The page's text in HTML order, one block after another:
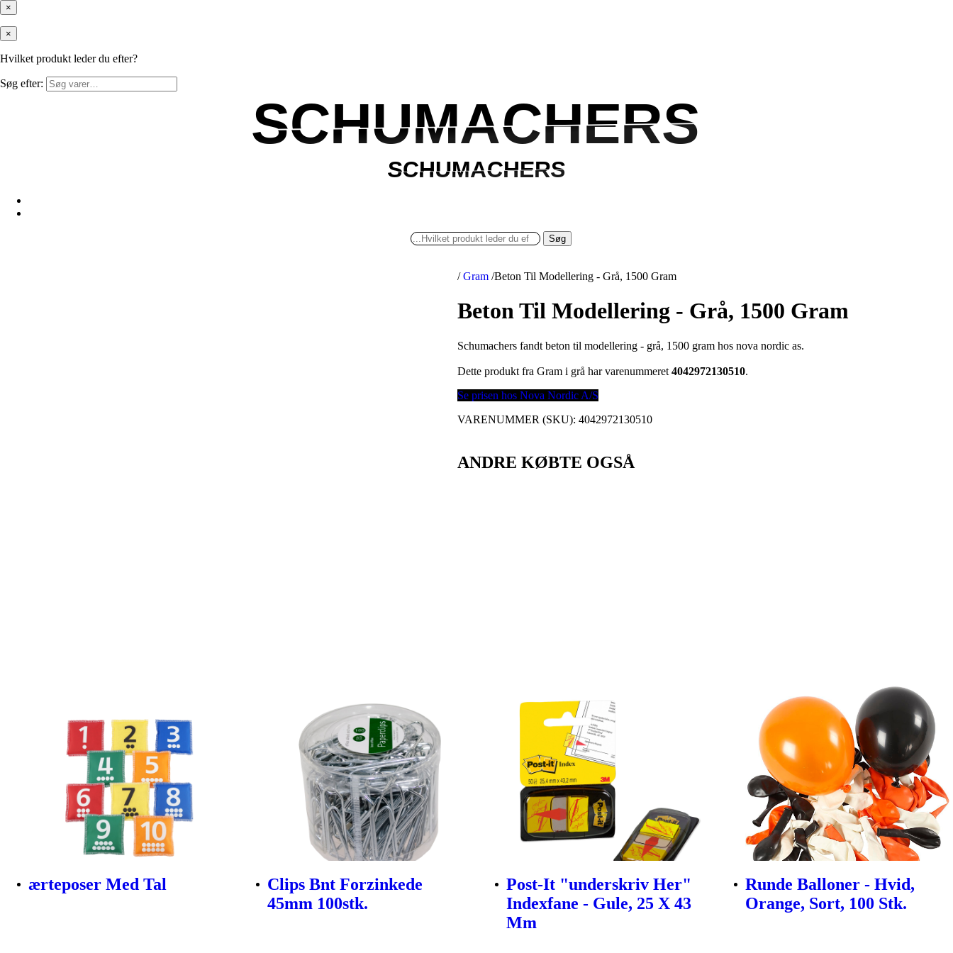
×
×
Hvilket produkt leder du efter?
Søg efter:
SCHUMACHERS
SCHUMACHERS
SCHUMACHERS
SCHUMACHERS
Søg
/ Gram /Beton Til Modellering - Grå, 1500 Gram
Beton Til Modellering - Grå, 1500 Gram
Schumachers fandt beton til modellering - grå, 1500 gram hos nova nordic as.
Dette produkt fra Gram i grå har varenummeret4042972130510.
Se prisen hos Nova Nordic A/S
VARENUMMER (SKU):4042972130510
ANDRE KØBTE OGSÅ
ærteposer Med Tal
Clips Bnt Forzinkede
45mm 100stk.
Post-It "underskriv Her"
Indexfane - Gule, 25 X 43
Mm
Runde Balloner - Hvid,
Orange, Sort, 100 Stk.